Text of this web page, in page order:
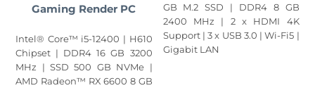
Gaming Render PC
Intel® Core™ i5-12400 | H610
Chipset | DDR4 16 GB 3200
MHz | SSD 500 GB NVMe |
AMD Radeon™ RX 6600 8 GB
GB M.2 SSD | DDR4 8 GB
2400 MHz | 2 x HDMI 4K
Support | 3 x USB 3.0 | Wi-Fi5 |
Gigabit LAN